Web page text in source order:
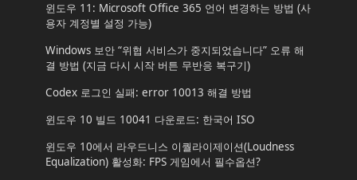
윈도우 11: Microsoft Office 365 언어 변경하는 방법 (사
용자 계정별 설정 가능)
Windows 보안 “위협 서비스가 중지되었습니다” 오류 해
결 방법 (지금 다시 시작 버튼 무반응 복구기)
Codex 로그인 실패: error 10013 해결 방법
윈도우 10 빌드 10041 다운로드: 한국어 ISO
윈도우 10에서 라우드니스 이퀄라이제이션(Loudness
Equalization) 활성화: FPS 게임에서 필수옵션?